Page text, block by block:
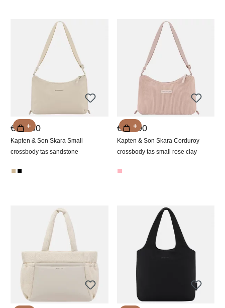
€ 59,90
Kapten & Son Skara Small
crossbody tas sandstone
+ € 69,90
Kapten & Son Skara Corduroy
crossbody tas small rose clay
+